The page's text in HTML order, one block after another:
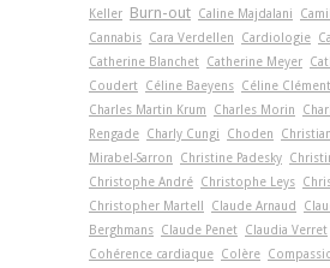
Keller Burn-out Caline Majdalani
Cannabis Cara Verdellen Cardiologie
Catherine Blanchet Catherine Meyer
Coudert Céline Baeyens Céline Clément
Charles Martin Krum
Charles Morin
Rengade Charly Cungi Choden
Mirabel-Sarron
Christine Padesky
Christophe André Christophe Leys
Christopher Martell
Claude Arnaud
Berghmans Claude Penet Claudia Verret
Cohérence cardiaque Colère